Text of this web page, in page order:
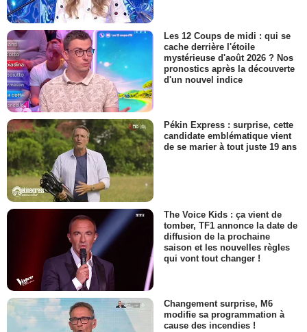
Les 12 Coups de midi : qui se
cache derrière l'étoile
mystérieuse d'août 2026 ? Nos
pronostics après la découverte
d'un nouvel indice
Pékin Express : surprise, cette
candidate emblématique vient
de se marier à tout juste 19 ans
The Voice Kids : ça vient de
tomber, TF1 annonce la date de
diffusion de la prochaine
saison et les nouvelles règles
qui vont tout changer !
Changement surprise, M6
modifie sa programmation à
cause des incendies !